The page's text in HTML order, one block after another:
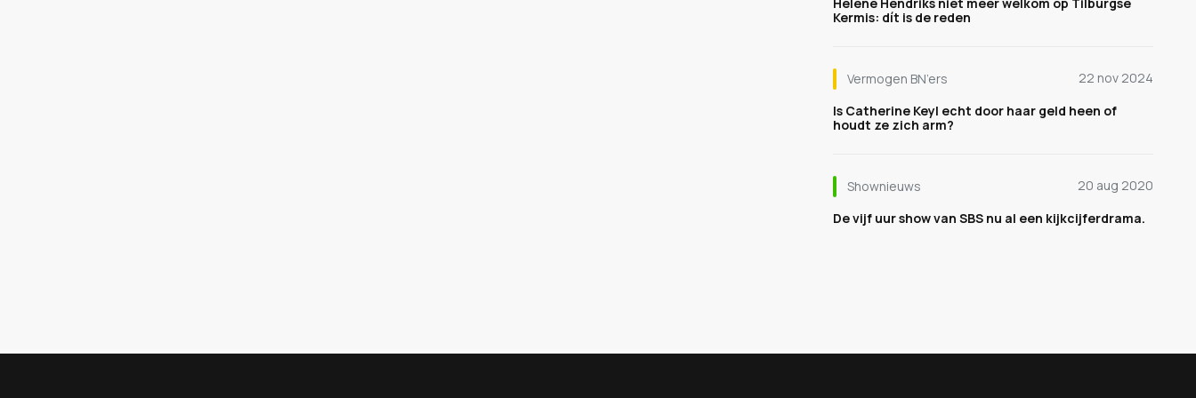
Kermis: dít is de reden
Vermogen BN’ers
22 nov 2024
Is Catherine Keyl echt door haar geld heen of
houdt ze zich arm?
Shownieuws
20 aug 2020
De vijf uur show van SBS nu al een kijkcijferdrama.